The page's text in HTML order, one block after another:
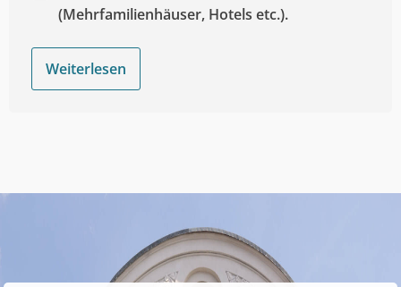
(Mehrfamilienhäuser, Hotels etc.).
Weiterlesen